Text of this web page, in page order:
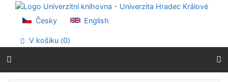
Přejít na obsah
Přejít na menu
Prohlášení o webové přístupnosti
Česky English
V košíku (0)